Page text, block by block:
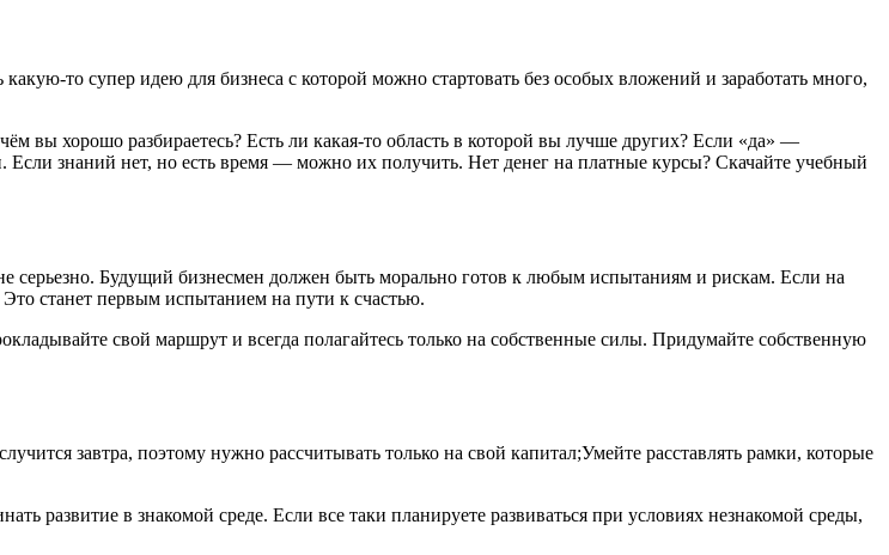
то супер идею для бизнеса с которой можно стартовать без особых вложений и заработать много,
вы хорошо разбираетесь? Есть ли какая-то область в которой вы лучше других? Если «да» —
знаний нет, но есть время — можно их получить. Нет денег на платные курсы? Скачайте учебный
серьезно. Будущий бизнесмен должен быть морально готов к любым испытаниям и рискам. Если на
станет первым испытанием на пути к счастью.
свой маршрут и всегда полагайтесь только на собственные силы. Придумайте собственную
завтра, поэтому нужно рассчитывать только на свой капитал;Умейте расставлять рамки, которые
развитие в знакомой среде. Если все таки планируете развиваться при условиях незнакомой среды,